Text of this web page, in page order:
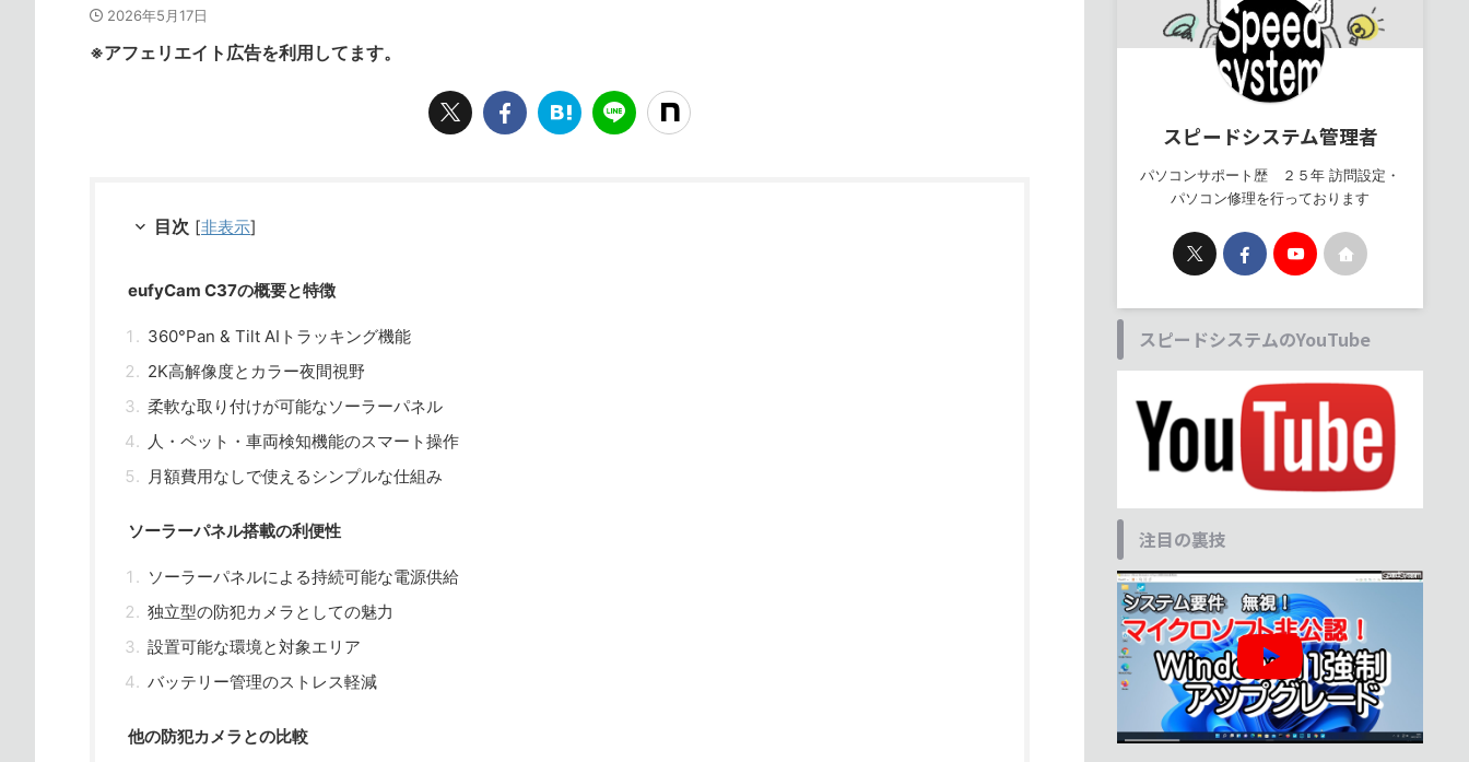
2026年5月17日
※アフェリエイト広告を利用してます。
目次 [非表示]
eufyCam C37の概要と特徴
360°Pan & Tilt AIトラッキング機能
2K高解像度とカラー夜間視野
柔軟な取り付けが可能なソーラーパネル
人・ペット・車両検知機能のスマート操作
月額費用なしで使えるシンプルな仕組み
ソーラーパネル搭載の利便性
ソーラーパネルによる持続可能な電源供給
独立型の防犯カメラとしての魅力
設置可能な環境と対象エリア
バッテリー管理のストレス軽減
他の防犯カメラとの比較
スピードシステム管理者
パソコンサポート歴 ２５年 訪問設定・
パソコン修理を行っております
スピードシステムのYouTube
注目の裏技